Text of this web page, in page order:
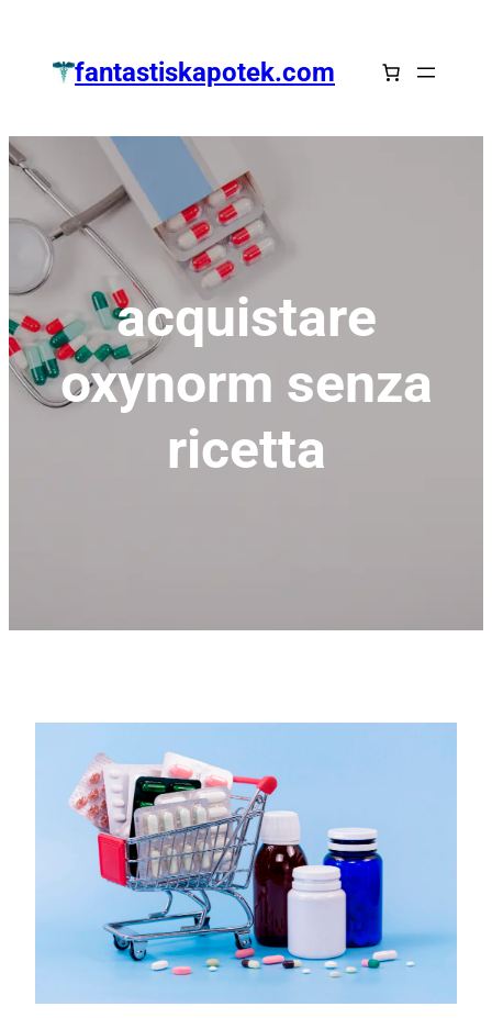
springenfantastiskapotek.com
acquistare
oxynorm senza
ricetta